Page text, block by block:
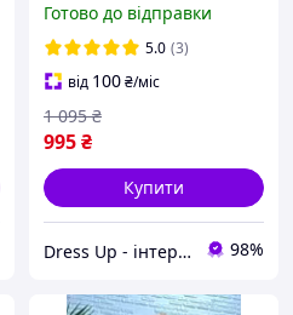
Готово до відправки
5.0 (3)
від 100₴/міс
995₴
1 095 ₴
Купити
Dress Up - інтернет магазин жіночого одягу 98%